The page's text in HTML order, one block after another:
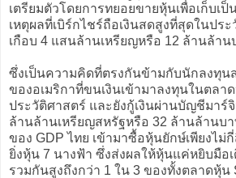
เตรียมตัวโดยการทยอยขายหุ้นเพื่อเก็บเ
เหตุผลที่เบิร์กไชร์ถือเงินสดสูงที่สุดในปร
เกือบ 4 แสนล้านเหรียญหรือ 12 ล้านล้าน
ซึ่งเป็นความคิดที่ตรงกันข้ามกับนักลงทุน
ของอเมริกาที่ขนเงินเข้ามาลงทุนในตลา
ประวัติศาสตร์ และยังกู้เงินผ่านบัญชีมาร์
ล้านล้านเหรียญสหรัฐหรือ 32 ล้านล้านบา
ของ GDP ไทย เข้ามาซื้อหุ้นยักษ์เพียงไม่
ยิ่งหุ้น 7 นางฟ้า ซึ่งส่งผลให้หุ้นแค่หยิบมือ
รวมกันสูงถึงกว่า 1 ใน 3 ของทั้งตลาดหุ้น